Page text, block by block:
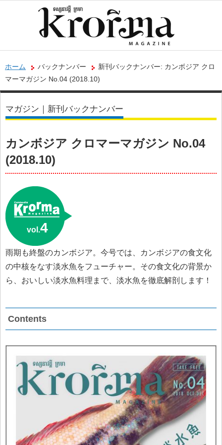
ホーム バックナンバー
新刊バックナンバー: カンボジア クロ
マーマガジン No.04 (2018.10)
マガジン｜新刊バックナンバー
カンボジア クロマーマガジン No.04
(2018.10)
vol.4
雨期も終盤のカンボジア。今号では、カンボジアの食文化
の中核をなす淡水魚をフューチャー。その食文化の背景か
ら、おいしい淡水魚料理まで、淡水魚を徹底解剖します！
Contents